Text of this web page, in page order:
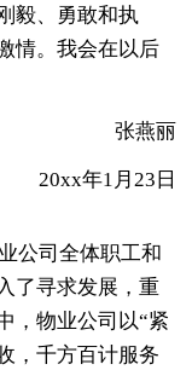
毅、勇敢和执
情。我会在以后
张燕丽
20xx年1月23日
公司全体职工和
了寻求发展，重
，物业公司以“紧
，千方百计服务